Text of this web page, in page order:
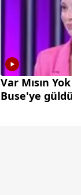
Var Mısın Yok
Buse'ye güldü